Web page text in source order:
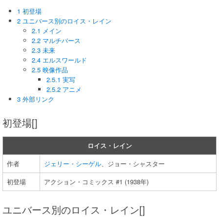
1 初登場
2 ユニバース別のロイス・レイン
2.1 メイン
2.2 マルチバース
2.3 未来
2.4 エルスワールド
2.5 映像作品
2.5.1 実写
2.5.2 アニメ
3 外部リンク
初登場[]
ロイス・レイン
作者
ジェリー・シーゲル、ジョー・シャスター
初登場
アクション・コミックス #1 (1938年)
ユニバース別のロイス・レイン[]